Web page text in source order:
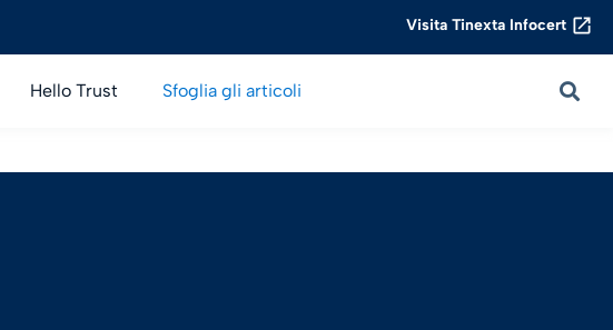
Visita Tinexta Infocert
Hello Trust Sfoglia gli articoli